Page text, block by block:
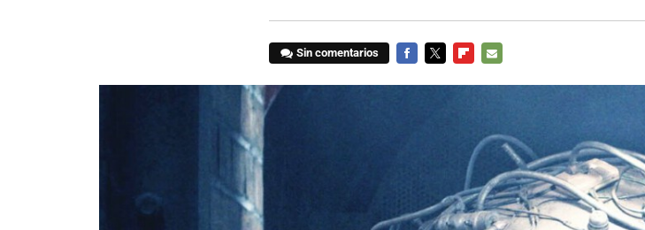
Sin comentarios